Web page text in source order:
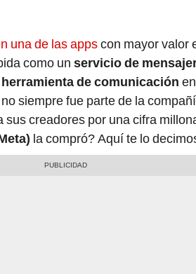
una de las apps con mayor valor
como un servicio de
de comunicación
siempre fue parte de la
sus creadores por una cifra
la compró? Aquí te lo